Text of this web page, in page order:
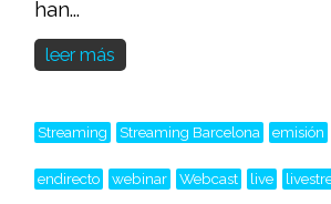
han...
leer más
Streaming Streaming Barcelona emisión
endirecto webinar Webcast live